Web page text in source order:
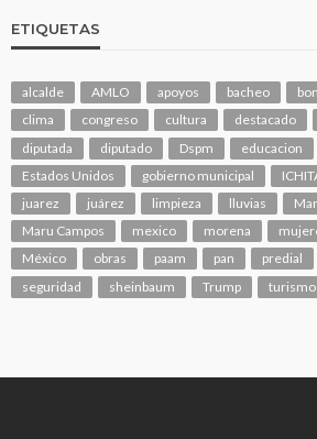
ETIQUETAS
alcalde AMLO apoyos bacheo
clima
congreso cultura destacado
diputada
diputado Dspm educacion
Estados Unidos
gobierno municipal
juarez
juárez limpieza lluvias
Maru Campos
mexico morena
México
obras paam pan predial
seguridad
sheinbaum Trump turismo